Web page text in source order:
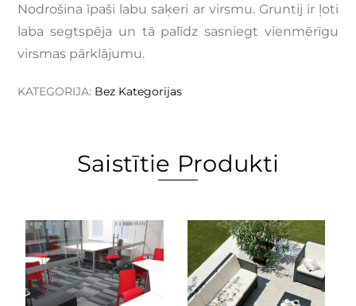
Nodrošina īpaši labu saķeri ar virsmu. Gruntij ir ļoti
laba segtspēja un tā palīdz sasniegt vienmērīgu
virsmas pārklājumu.
KATEGORIJA: Bez Kategorijas
Saistītie Produkti